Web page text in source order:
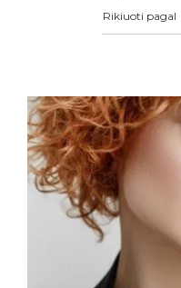
Rikiuoti pagal